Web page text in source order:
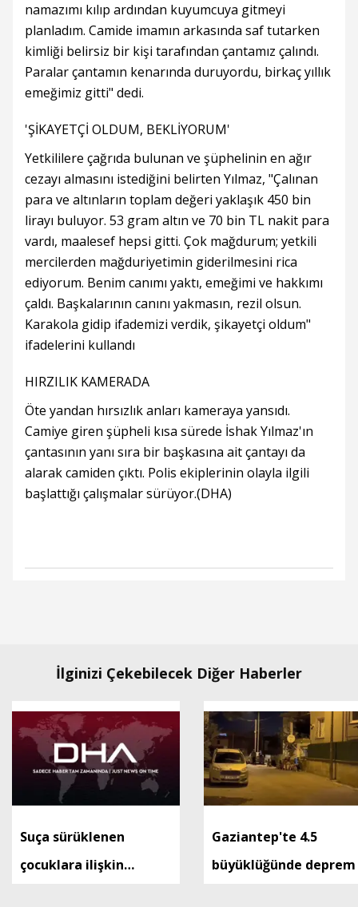
namazımı kılıp ardından kuyumcuya gitmeyi
planladım. Camide imamın arkasında saf tutarken
kimliği belirsiz bir kişi tarafından çantamız çalındı.
Paralar çantamın kenarında duruyordu, birkaç yıllık
emeğimiz gitti" dedi.
'ŞİKAYETÇİ OLDUM, BEKLİYORUM'
Yetkililere çağrıda bulunan ve şüphelinin en ağır
cezayı almasını istediğini belirten Yılmaz, "Çalınan
para ve altınların toplam değeri yaklaşık 450 bin
lirayı buluyor. 53 gram altın ve 70 bin TL nakit para
vardı, maalesef hepsi gitti. Çok mağdurum; yetkili
mercilerden mağduriyetimin giderilmesini rica
ediyorum. Benim canımı yaktı, emeğimi ve hakkımı
çaldı. Başkalarının canını yakmasın, rezil olsun.
Karakola gidip ifademizi verdik, şikayetçi oldum"
ifadelerini kullandı
HIRZILIK KAMERADA
Öte yandan hırsızlık anları kameraya yansıdı.
Camiye giren şüpheli kısa sürede İshak Yılmaz'ın
çantasının yanı sıra bir başkasına ait çantayı da
alarak camiden çıktı. Polis ekiplerinin olayla ilgili
başlattığı çalışmalar sürüyor.(DHA)
İlginizi Çekebilecek Diğer Haberler
Suça sürüklenen
çocuklara ilişkin
Gaziantep'te 4.5
büyüklüğünde deprem